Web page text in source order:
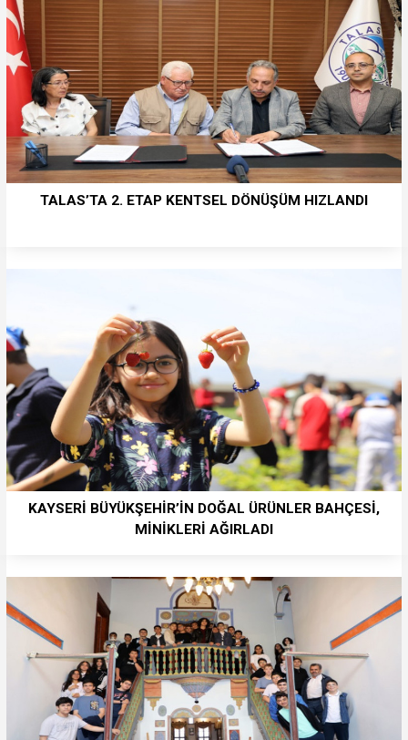
TALAS’TA 2. ETAP KENTSEL DÖNÜŞÜM HIZLANDI
KAYSERİ BÜYÜKŞEHİR’İN DOĞAL ÜRÜNLER BAHÇESİ,
MİNİKLERİ AĞIRLADI